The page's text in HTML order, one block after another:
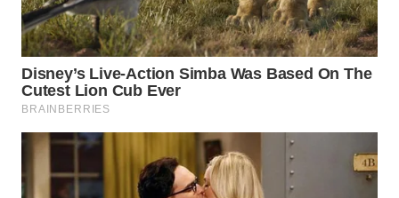
WN DELI
SERDANG
WN
TEBING
TINGGI
PAKPAK